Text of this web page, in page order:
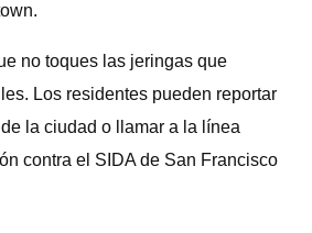
no toques las jeringas que
Los residentes pueden reportar
la ciudad o llamar a la línea
contra el SIDA de San Francisco